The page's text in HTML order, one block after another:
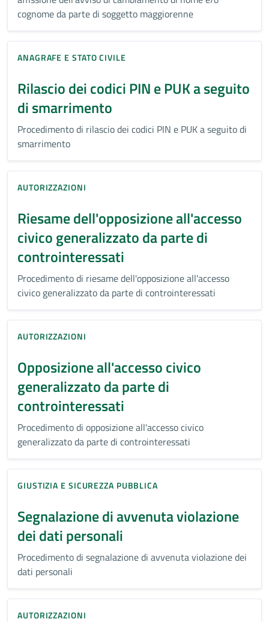
cognome da parte di soggetto maggiorenne
ANAGRAFE E STATO CIVILE
Rilascio dei codici PIN e PUK a seguito
di smarrimento
Procedimento di rilascio dei codici PIN e PUK a seguito di
smarrimento
AUTORIZZAZIONI
Riesame dell'opposizione all'accesso
civico generalizzato da parte di
controinteressati
Procedimento di riesame dell'opposizione all'accesso
civico generalizzato da parte di controinteressati
AUTORIZZAZIONI
Opposizione all'accesso civico
generalizzato da parte di
controinteressati
Procedimento di opposizione all'accesso civico
generalizzato da parte di controinteressati
GIUSTIZIA E SICUREZZA PUBBLICA
Segnalazione di avvenuta violazione
dei dati personali
Procedimento di segnalazione di avvenuta violazione dei
dati personali
AUTORIZZAZIONI